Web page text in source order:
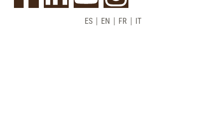
ES EN FR IT